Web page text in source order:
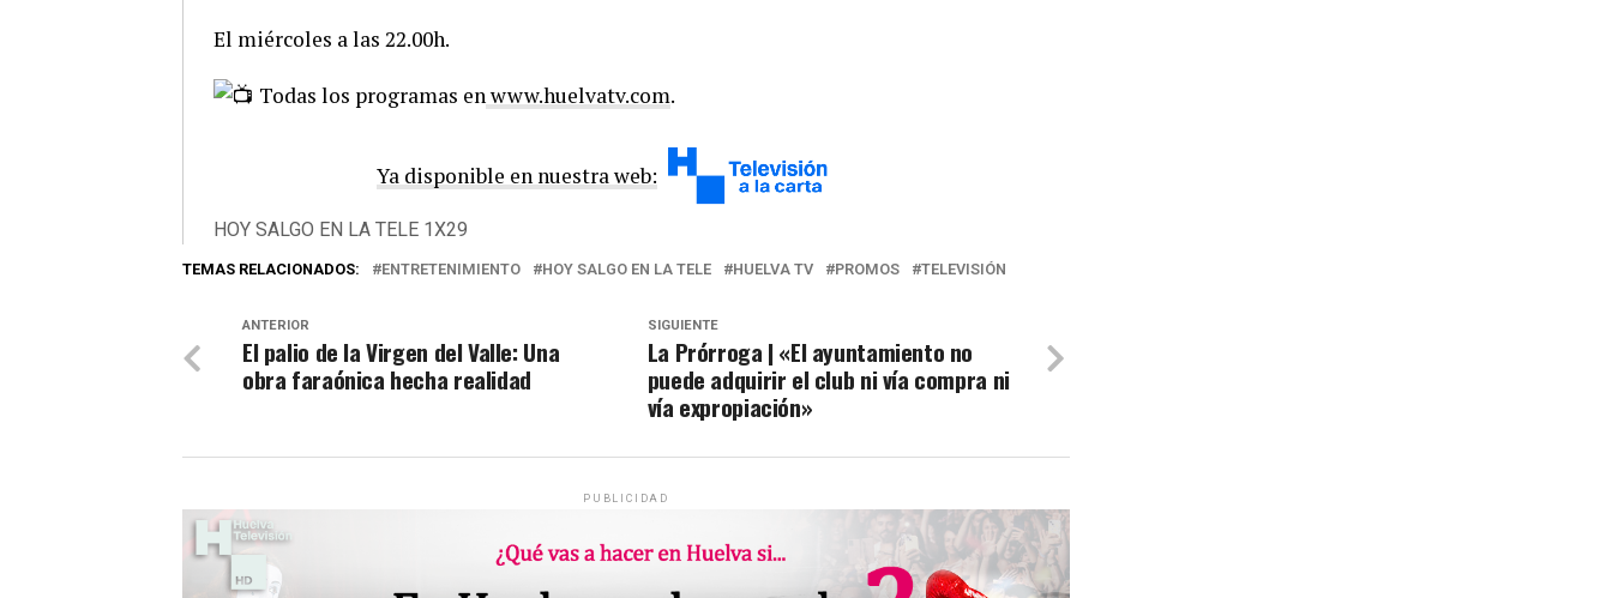
El miércoles a las 22.00h.
Todas los programas enwww.huelvatv.com.
Ya disponible en nuestra web:
HOY SALGO EN LA TELE 1X29
TEMAS RELACIONADOS: ENTRETENIMIENTO HOY SALGO EN LA TELE HUELVA TV PROMOS TELEVISIÓN
SIGUIENTE
La Prórroga | «El ayuntamiento no
puede adquirir el club ni vía compra ni
vía expropiación»
ANTERIOR
El palio de la Virgen del Valle: Una
obra faraónica hecha realidad
PUBLICIDAD